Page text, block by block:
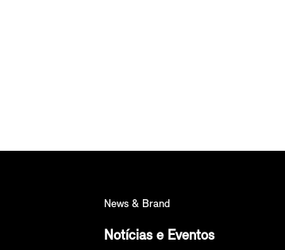
News & Brand
Notícias e Eventos